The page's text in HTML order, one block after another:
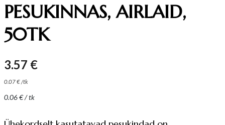
PESUKINNAS, AIRLAID,
50TK
3.57 €
0.07€ /tk
0.06€/ tk